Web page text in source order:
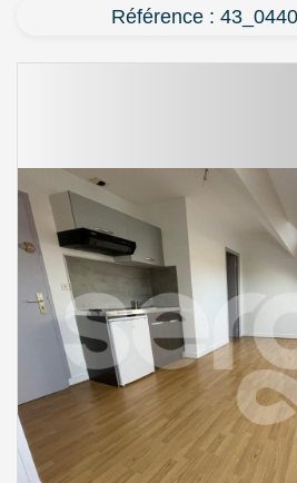
Référence :